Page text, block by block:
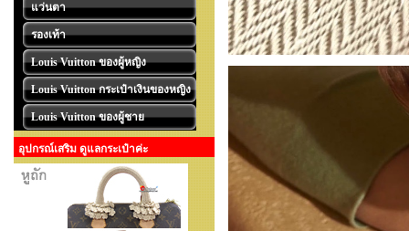
แว่นตา
รองเท้า
Louis Vuitton ของผู้หญิง
Louis Vuitton กระเป๋าเงินของหญิง
Louis Vuitton ของผู้ชาย
อุปกรณ์เสริม ดูแลกระเป๋าค่ะ